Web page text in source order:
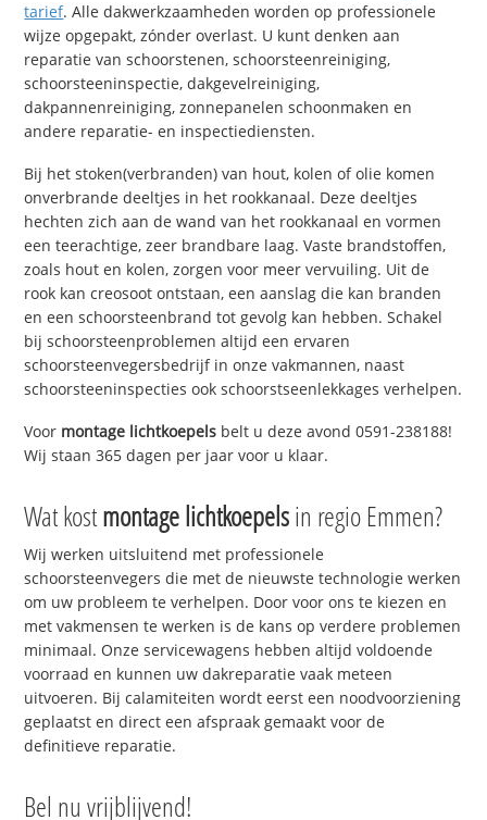
tarief. Alle dakwerkzaamheden worden op professionele
wijze opgepakt, zónder overlast. U kunt denken aan
reparatie van schoorstenen, schoorsteenreiniging,
schoorsteeninspectie, dakgevelreiniging,
dakpannenreiniging, zonnepanelen schoonmaken en
andere reparatie- en inspectiediensten.
Bij het stoken(verbranden) van hout, kolen of olie komen
onverbrande deeltjes in het rookkanaal. Deze deeltjes
hechten zich aan de wand van het rookkanaal en vormen
een teerachtige, zeer brandbare laag. Vaste brandstoffen,
zoals hout en kolen, zorgen voor meer vervuiling. Uit de
rook kan creosoot ontstaan, een aanslag die kan branden
en een schoorsteenbrand tot gevolg kan hebben. Schakel
bij schoorsteenproblemen altijd een ervaren
schoorsteenvegersbedrijf in onze vakmannen, naast
schoorsteeninspecties ook schoorstseenlekkages verhelpen.
Voor montage lichtkoepels belt u deze avond 0591-238188!
Wij staan 365 dagen per jaar voor u klaar.
Wat kostmontage lichtkoepelsin regio Emmen?
Wij werken uitsluitend met professionele
schoorsteenvegers die met de nieuwste technologie werken
om uw probleem te verhelpen. Door voor ons te kiezen en
met vakmensen te werken is de kans op verdere problemen
minimaal. Onze servicewagens hebben altijd voldoende
voorraad en kunnen uw dakreparatie vaak meteen
uitvoeren. Bij calamiteiten wordt eerst een noodvoorziening
geplaatst en direct een afspraak gemaakt voor de
definitieve reparatie.
Bel nu vrijblijvend!